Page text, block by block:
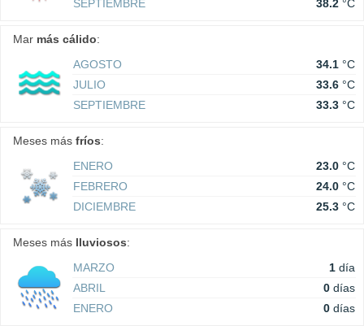
SEPTIEMBRE
38.2 °C
Mar más cálido:
AGOSTO
34.1 °C
JULIO
33.6 °C
SEPTIEMBRE
33.3 °C
Meses más fríos:
ENERO
23.0 °C
FEBRERO
24.0 °C
DICIEMBRE
25.3 °C
Meses más lluviosos:
MARZO
1 día
ABRIL
0 días
ENERO
0 días